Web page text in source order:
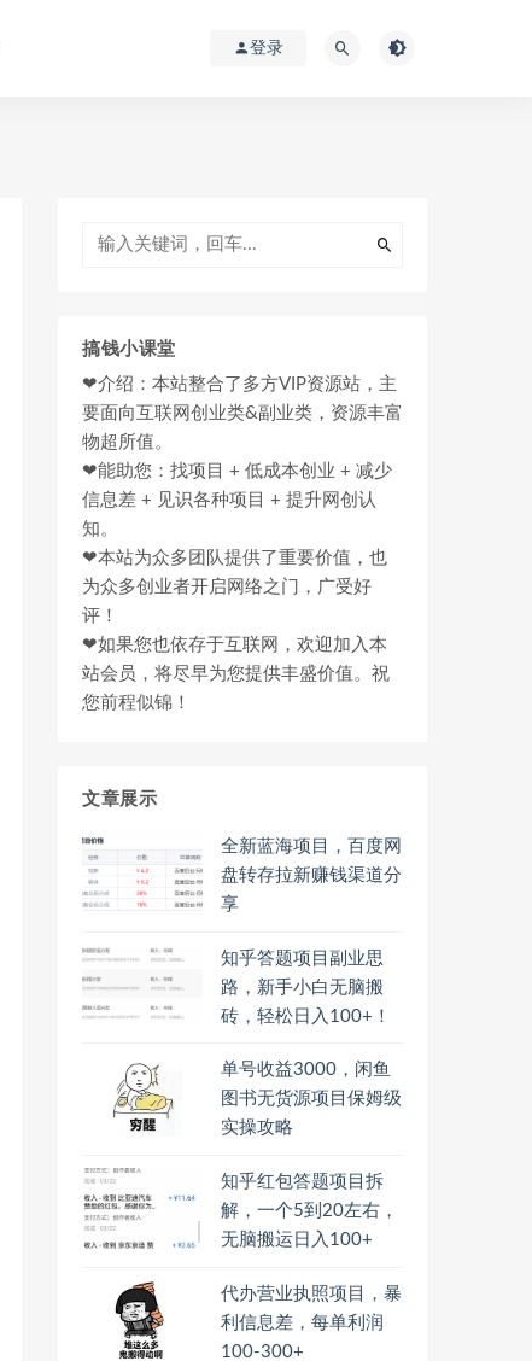
登录
搞钱小课堂
❤介绍：本站整合了多方VIP资源站，主
要面向互联网创业类&副业类，资源丰富
物超所值。
❤能助您：找项目 + 低成本创业 + 减少
信息差 + 见识各种项目 + 提升网创认
知。
❤本站为众多团队提供了重要价值，也
为众多创业者开启网络之门，广受好
评！
❤如果您也依存于互联网，欢迎加入本
站会员，将尽早为您提供丰盛价值。祝
您前程似锦！
文章展示
全新蓝海项目，百度网
盘转存拉新赚钱渠道分
享
知乎答题项目副业思
路，新手小白无脑搬
砖，轻松日入100+！
单号收益3000，闲鱼
图书无货源项目保姆级
实操攻略
知乎红包答题项目拆
解，一个5到20左右，
无脑搬运日入100+
代办营业执照项目，暴
利信息差，每单利润
100-300+